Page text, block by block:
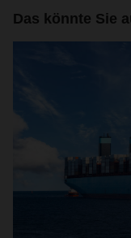
Das könnte Sie